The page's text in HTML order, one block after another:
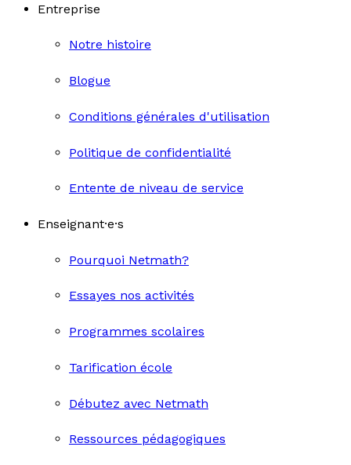
Entreprise
Notre histoire
Blogue
Conditions générales d'utilisation
Politique de confidentialité
Entente de niveau de service
Enseignant·e·s
Pourquoi Netmath?
Essayes nos activités
Programmes scolaires
Tarification école
Débutez avec Netmath
Ressources pédagogiques